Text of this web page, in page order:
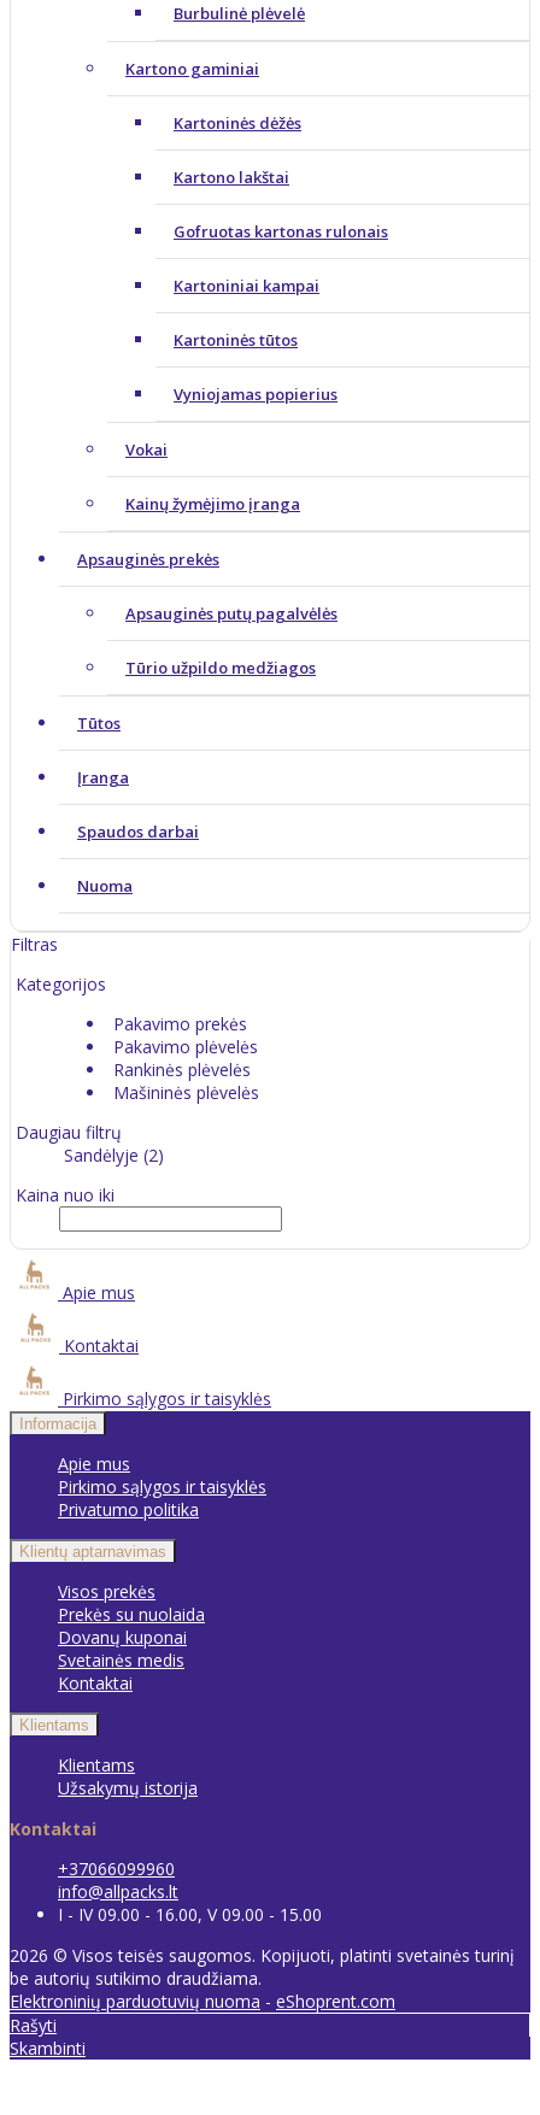
Burbulinė plėvelė
Kartono gaminiai
Kartoninės dėžės
Kartono lakštai
Gofruotas kartonas rulonais
Kartoniniai kampai
Kartoninės tūtos
Vyniojamas popierius
Vokai
Kainų žymėjimo įranga
Apsauginės prekės
Apsauginės putų pagalvėlės
Tūrio užpildo medžiagos
Tūtos
Įranga
Spaudos darbai
Nuoma
Filtras
Kategorijos
Pakavimo prekės
Pakavimo plėvelės
Rankinės plėvelės
Mašininės plėvelės
Daugiau filtrų
Sandėlyje (2)
Kaina nuo iki
Apie mus
Kontaktai
Pirkimo sąlygos ir taisyklės
Informacija
Apie mus
Pirkimo sąlygos ir taisyklės
Privatumo politika
Klientų aptarnavimas
Visos prekės
Prekės su nuolaida
Dovanų kuponai
Svetainės medis
Kontaktai
Klientams
Klientams
Užsakymų istorija
Kontaktai
+37066099960
info@allpacks.lt
I - IV 09.00 - 16.00, V 09.00 - 15.00
2026 © Visos teisės saugomos. Kopijuoti, platinti svetainės turinį
be autorių sutikimo draudžiama.
Elektroninių parduotuvių nuoma - eShoprent.com
Rašyti
Skambinti